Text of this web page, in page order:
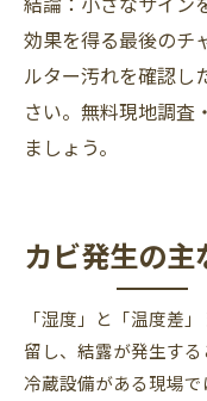
効果を得る最後のチ
ルター汚れを確認し
さい。無料現地調査
ましょう。
カビ発生の主
「湿度」と「温度差
留し、結露が発生す
冷蔵設備がある現場